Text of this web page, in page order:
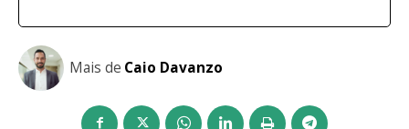
Mais de Caio Davanzo